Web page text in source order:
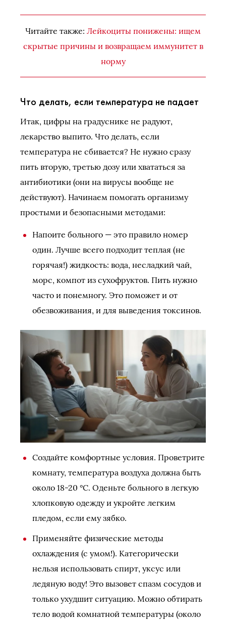
Читайте также: Лейкоциты понижены: ищем
скрытые причины и возвращаем иммунитет в
норму
Что делать, если температура не падает
Итак, цифры на градуснике не радуют,
лекарство выпито. Что делать, если
температура не сбивается? Не нужно сразу
пить вторую, третью дозу или хвататься за
антибиотики (они на вирусы вообще не
действуют). Начинаем помогать организму
простыми и безопасными методами:
Напоите больного — это правило номер
один. Лучше всего подходит теплая (не
горячая!) жидкость: вода, несладкий чай,
морс, компот из сухофруктов. Пить нужно
часто и понемногу. Это поможет и от
обезвоживания, и для выведения токсинов.
Создайте комфортные условия. Проветрите
комнату, температура воздуха должна быть
около 18-20 °C. Оденьте больного в легкую
хлопковую одежду и укройте легким
пледом, если ему зябко.
Применяйте физические методы
охлаждения (с умом!). Категорически
нельзя использовать спирт, уксус или
ледяную воду! Это вызовет спазм сосудов и
только ухудшит ситуацию. Можно обтирать
тело водой комнатной температуры (около